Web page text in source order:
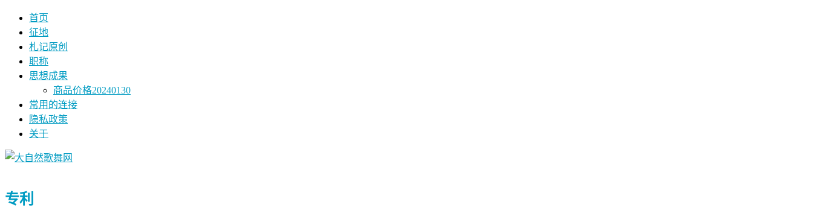
首页
征地
札记原创
职称
思想成果
商品价格20240130
常用的连接
隐私政策
关于
专利